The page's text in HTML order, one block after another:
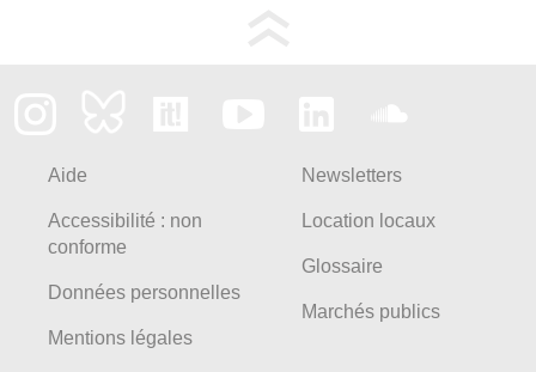
Aide
Accessibilité : non
conforme
Données personnelles
Mentions légales
Newsletters
Location locaux
Glossaire
Marchés publics